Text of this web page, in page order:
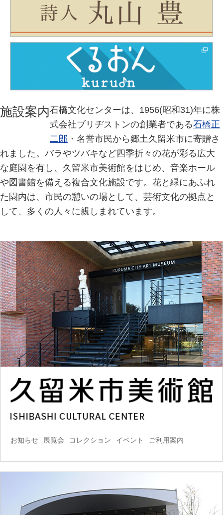
施設案内石橋文化センターは、1956(昭和31)年に株
式会社ブリヂストンの創業者である石橋正
二郎 ・名誉市民から郷土久留米市に寄贈さ
れました。バラやツバキなど四季折々の花が彩る広大
な庭園を有し、久留米市美術館をはじめ、音楽ホール
や図書館を備える複合文化施設です。花と緑にあふれ
た園内は、市民の憩いの場として、芸術文化の拠点と
して、多くの人々に親しまれています。
お知らせ 展覧会 コレクション イベント ご利用案内